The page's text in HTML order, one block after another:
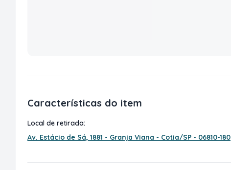
Características do item
Local de retirada:
Av. Estácio de Sá, 1881 - Granja Viana - Cotia/SP - 06810-180